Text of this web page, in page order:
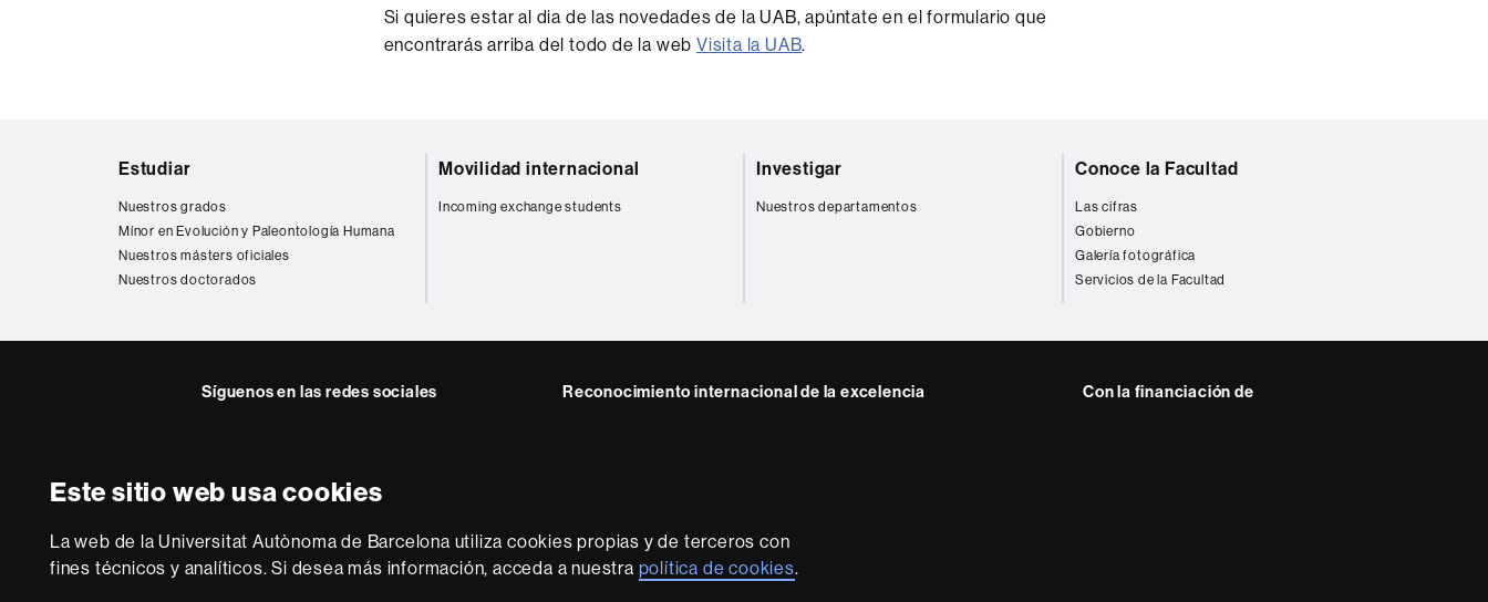
Este sitio web usa cookies
La web de la Universitat Autònoma de Barcelona utiliza cookies propias y de terceros con
fines técnicos y analíticos. Si desea más información, acceda a nuestra política de cookies.
Si quieres estar al dia de las novedades de la UAB, apúntate en el formulario que
encontrarás arriba del todo de la web Visita la UAB.
Estudiar
Nuestros grados
Mínor en Evolución y Paleontología Humana
Nuestros másters oficiales
Nuestros doctorados
Movilidad internacional
Incoming exchange students
Investigar
Nuestros departamentos
Conoce la Facultad
Las cifras
Gobierno
Galería fotográfica
Servicios de la Facultad
Síguenos en las redes sociales Reconocimiento internacional de la excelencia
Euraxess
Con la financiación de
Sobre
esta
web
Aviso legal Protección de datos Sobre el web Accesibilidad web